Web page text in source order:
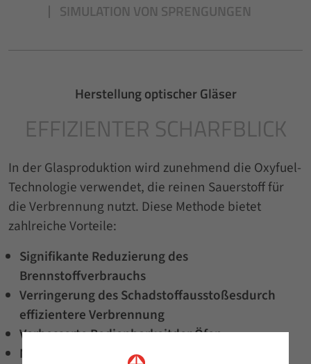
SIMULATION VON SPRENGUNGEN
Herstellung optischer Gläser
EFFIZIENTER SCHARFBLICK
In der Glasproduktion wird zunehmend die Oxyfuel-
Technologie verwendet, die reinen Sauerstoff für
die Verbrennung nutzt. Diese Methode bietet
zahlreiche Vorteile:
Signifikante Reduzierung des
Brennstoffverbrauchs
Verringerung des Schadstoffausstoßesdurch
effizientere Verbrennung
Verbesserte Bedienbarkeitder Öfen
Möglichkeit zur Produktionssteigerung